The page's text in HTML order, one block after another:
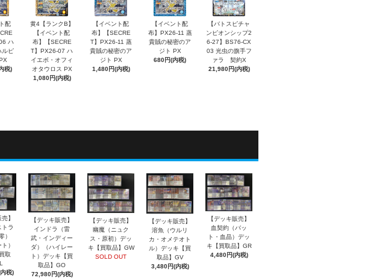
配
ハ
ルピ
税)
黄4【ランクB】
【イベント配
布】【SECRE
T】PX26-07 ハ
イエボ・オフィ
オタウロス PX
1,080円(内税)
【イベント配
布】【SECRE
T】PX26-11 蒸
貴賊の秘密のア
ジト PX
1,480円(内税)
【イベント配
布】PX26-11 蒸
貴賊の秘密のア
ジト PX
680円(内税)
【バトスピチャ
ンピオンシップ2
6-27】BS76-CX
03 光虫の旗手フ
ァラ 契約X
21,980円(内税)
】
トラ
）
）
取
税)
【デッキ販売】
インドラ（雷
武・インディー
ダ）（ハイレー
ト）デッキ【買
取品】GO
72,980円(内税)
【デッキ販売】
幽魔（ニュク
ス・原初）デッ
キ【買取品】GW
SOLD OUT
【デッキ販売】
溶魚（ウルリ
カ・オメテオト
ル）デッキ【買
取品】GV
3,480円(内税)
【デッキ販売】
血契約（バッ
ト・血晶）デッ
キ【買取品】GR
4,480円(内税)